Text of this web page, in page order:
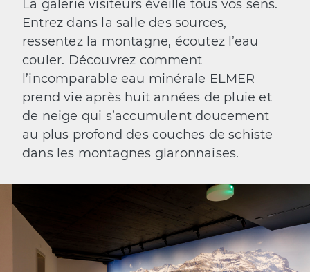
La galerie visiteurs éveille tous vos sens.
Entrez dans la salle des sources,
ressentez la montagne, écoutez l’eau
couler. Découvrez comment
l’incomparable eau minérale ELMER
prend vie après huit années de pluie et
de neige qui s’accumulent doucement
au plus profond des couches de schiste
dans les montagnes glaronnaises.